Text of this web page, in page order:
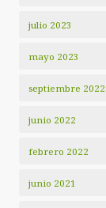
julio 2023
mayo 2023
septiembre 2022
junio 2022
febrero 2022
junio 2021